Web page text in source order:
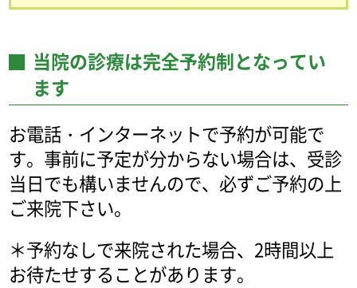
当院の診療は完全予約制となってい
ます
お電話・インターネットで予約が可能で
す。事前に予定が分からない場合は、受診
当日でも構いませんので、必ずご予約の上
ご来院下さい。
＊予約なしで来院された場合、2時間以上
お待たせすることがあります。